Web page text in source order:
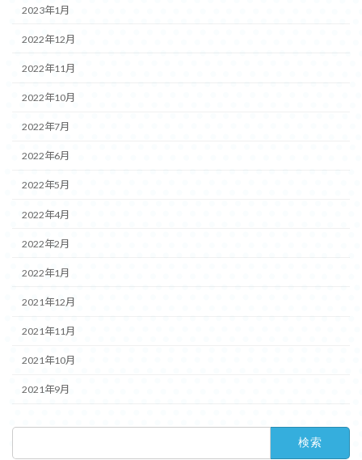
2023年1月
2022年12月
2022年11月
2022年10月
2022年7月
2022年6月
2022年5月
2022年4月
2022年2月
2022年1月
2021年12月
2021年11月
2021年10月
2021年9月